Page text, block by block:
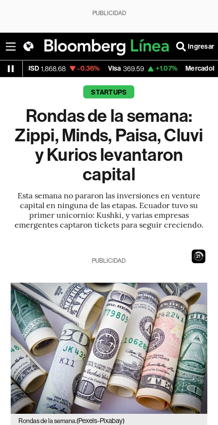
PUBLICIDAD
Ingresar
-0.36% Visa 369.59 +1.07% MercadoLibre 1,890.05
STARTUPS
Rondas de la semana:
Zippi, Minds, Paisa, Cluvi
y Kurios levantaron
capital
Esta semana no pararon las inversiones en venture
capital en ninguna de las etapas. Ecuador tuvo su
primer unicornio: Kushki, y varias empresas
emergentes captaron tickets para seguir creciendo.
20
PUBLICIDAD
Rondas de la semana.(Pexels-Pixabay)